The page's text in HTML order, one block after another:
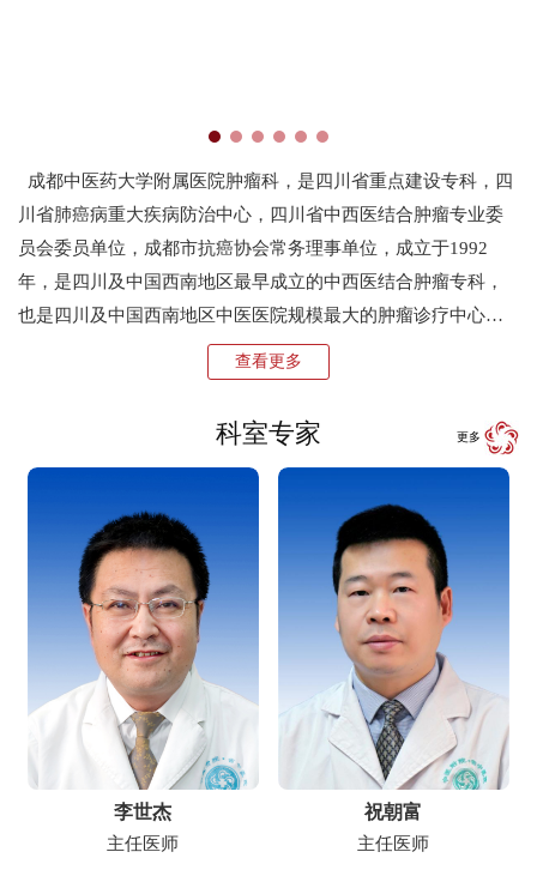
成都中医药大学附属医院肿瘤科，是四川省重点建设专科，四
川省肺癌病重大疾病防治中心，四川省中西医结合肿瘤专业委
员会委员单位，成都市抗癌协会常务理事单位，成立于1992
年，是四川及中国西南地区最早成立的中西医结合肿瘤专科，
也是四川及中国西南地区中医医院规模最大的肿瘤诊疗中心，
科室成立30年来，目前已发展为集医疗、教学、科研于一体的
中西医结合肿瘤治疗中心。 肿瘤一科共有医护人员27人，医生
查看更多
科室专家 更多
李世杰
主任医师
祝朝富
主任医师